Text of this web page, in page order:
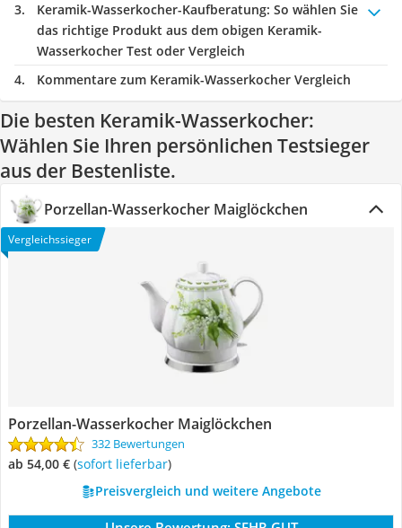
Keramik-Wasserkocher-Kaufberatung: So wählen Sie
das richtige Produkt aus dem obigen Keramik-
Wasserkocher Test oder Vergleich
Kommentare zum Keramik-Wasserkocher Vergleich
Die besten Keramik-Wasserkocher:
Wählen Sie Ihren persönlichen Testsieger
aus der Bestenliste.
Porzellan-Wasserkocher Maiglöckchen
Vergleichssieger
Porzellan-Wasserkocher Maiglöckchen
332 Bewertungen
ab 54,00 € ( Sofort lieferbar)
Preisvergleich und weitere Angebote